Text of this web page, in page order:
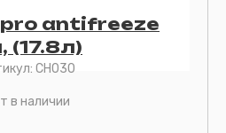
antifreeze
(17.8л)
CH030
в наличии